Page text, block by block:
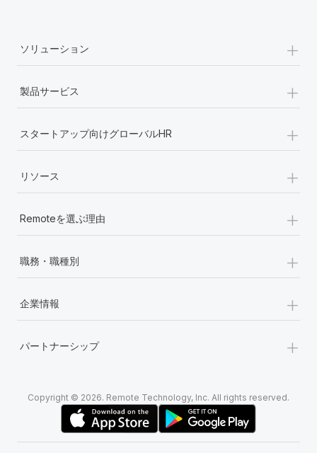
ソリューション +
製品サービス +
スタートアップ向けグローバルHR +
リソース +
Remoteを選ぶ理由 +
職務・職種別 +
企業情報 +
パートナーシップ +
Copyright © 2026. Remote Technology, Inc. All rights reserved.